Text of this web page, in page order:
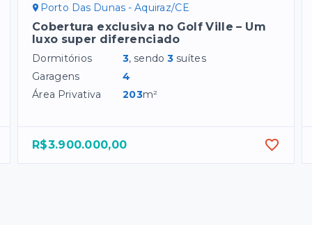
Porto Das Dunas - Aquiraz/CE
Cobertura exclusiva no Golf Ville – Um
luxo super diferenciado
Dormitórios 3, sendo3 suítes
Garagens
4
Área Privativa
203m²
R$3.900.000,00